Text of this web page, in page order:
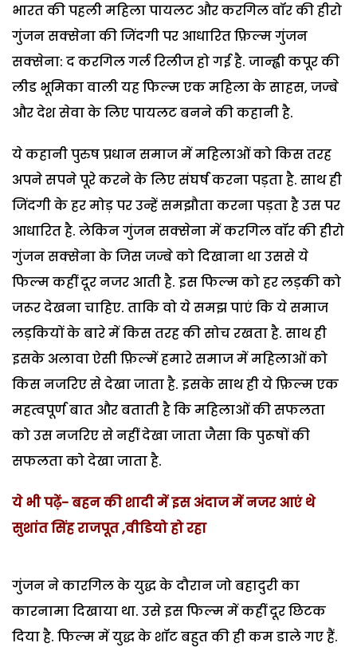
भारत की पहली महिला पायलट और करगिल वॉर की हीरो
गुंजन सक्सेना की जिंदगी पर आधारित फ़िल्म गुंजन
सक्सेना: द करगिल गर्ल रिलीज हो गई है. जान्ह्वी कपूर की
लीड भूमिका वाली यह फिल्म एक महिला के साहस, जज्बे
और देश सेवा के लिए पायलट बनने की कहानी है.
ये कहानी पुरुष प्रधान समाज में महिलाओं को किस तरह
अपने सपने पूरे करने के लिए संघर्ष करना पड़ता है. साथ ही
जिंदगी के हर मोड़ पर उन्हें समझौता करना पड़ता है उस पर
आधारित है. लेकिन गुंजन सक्सेना में करगिल वॉर की हीरो
गुंजन सक्सेना के जिस जज्बे को दिखाना था उससे ये
फिल्म कहीं दूर नजर आती है. इस फिल्म को हर लड़की को
जरूर देखना चाहिए. ताकि वो ये समझ पाएं कि ये समाज
लड़कियों के बारे में किस तरह की सोच रखता है. साथ ही
इसके अलावा ऐसी फ़िल्में हमारे समाज में महिलाओं को
किस नजरिए से देखा जाता है. इसके साथ ही ये फ़िल्म एक
महत्वपूर्ण बात और बताती है कि महिलाओं की सफलता
को उस नजरिए से नहीं देखा जाता जैसा कि पुरूषों की
सफलता को देखा जाता है.
ये भी पढ़ें-बहन की शादी में इस अंदाज में नजर आएं थे
सुशांत सिंह राजपूत ,वीडियो हो रहा
गुंजन ने कारगिल के युद्ध के दौरान जो बहादुरी का
कारनामा दिखाया था. उसे इस फिल्म में कहीं दूर छिटक
दिया है. फिल्म में युद्ध के शॉट बहुत की ही कम डाले गए हैं.